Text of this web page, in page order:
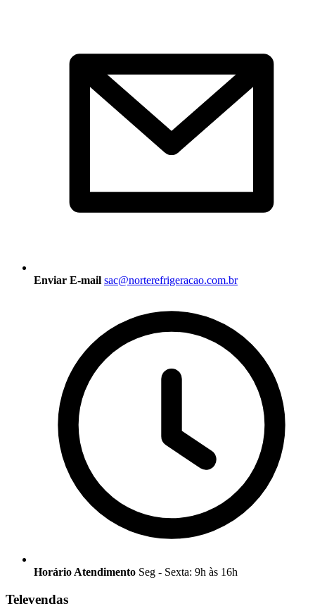
Enviar E-mail sac@norterefrigeracao.com.br
Horário Atendimento Seg - Sexta: 9h às 16h
Televendas